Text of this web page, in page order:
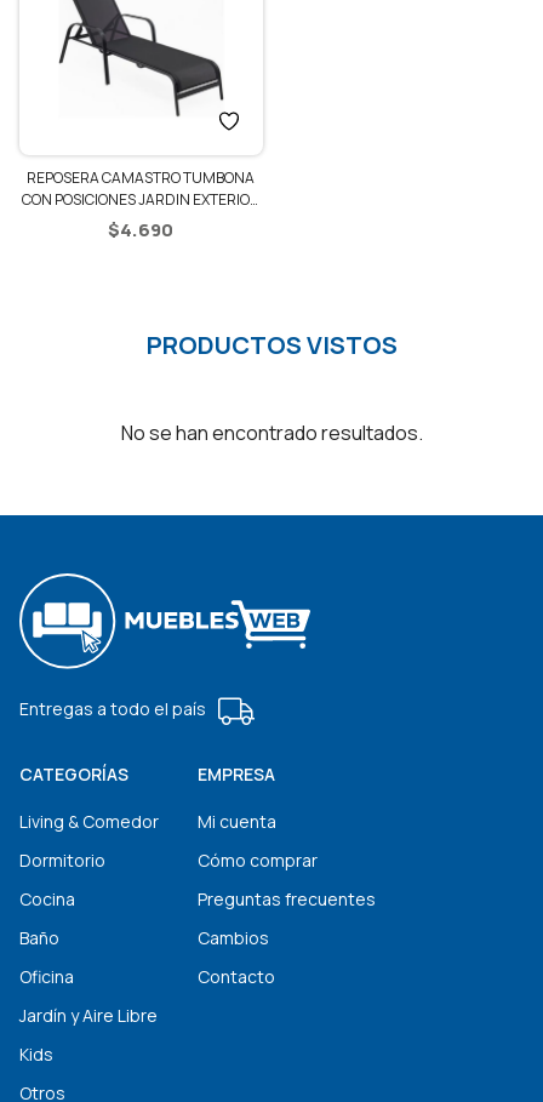
REPOSERA CAMASTRO TUMBONA
CON POSICIONES JARDIN EXTERIOR
– NEGRO
$4.690
PRODUCTOS VISTOS
No se han encontrado resultados.
Entregas a todo el país
CATEGORÍAS
Living & Comedor
Dormitorio
Cocina
Baño
Oficina
Jardín y Aire Libre
Kids
Otros
EMPRESA
Mi cuenta
Cómo comprar
Preguntas frecuentes
Cambios
Contacto